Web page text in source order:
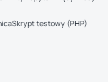
Skrypt testowy (PHP)